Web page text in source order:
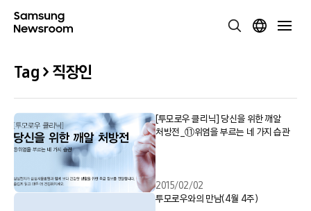
Tag > 직장인
[투모로우 클리닉] 당신을 위한 깨알
처방전_⑪위염을 부르는 네 가지 습관
2015/02/02
투모로우와의 만남(4월 4주)